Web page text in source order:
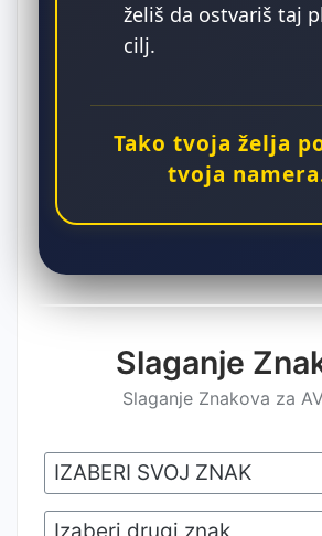
želiš da ostvariš taj
cilj.
Tako tvoja želja
tvoja
Slaganje
Slaganje Znakova za